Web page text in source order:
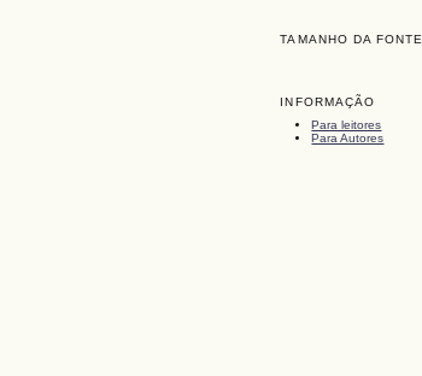
TAMANHO DA FONTE
INFORMAÇÃO
Para leitores
Para Autores